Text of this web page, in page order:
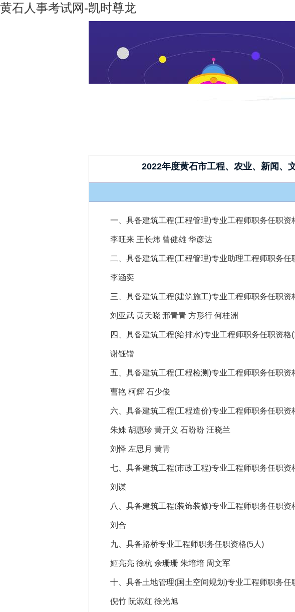
黄石人事考试网-凯时尊龙
2022年度黄石市工程、农业、新闻、
一、具备建筑工程(工程管理)专业工程师职务任职资
李旺来 王长炜 曾健雄 华彦达
二、具备建筑工程(工程管理)专业助理工程师职务任
李涵奕
三、具备建筑工程(建筑施工)专业工程师职务任职资
刘亚武 黄天晓 邢青青 方形行 何桂洲
四、具备建筑工程(给排水)专业工程师职务任职资格
谢钰锴
五、具备建筑工程(工程检测)专业工程师职务任职资
曹艳 柯辉 石少俊
六、具备建筑工程(工程造价)专业工程师职务任职资
朱姝 胡惠珍 黄开义 石盼盼 汪晓兰
刘怿 左思月 黄青
七、具备建筑工程(市政工程)专业工程师职务任职资
刘谋
八、具备建筑工程(装饰装修)专业工程师职务任职资
刘合
九、具备路桥专业工程师职务任职资格(5人)
姬亮亮 徐杭 余珊珊 朱培培 周文军
十、具备土地管理(国土空间规划)专业工程师职务任
倪竹 阮淑红 徐光旭